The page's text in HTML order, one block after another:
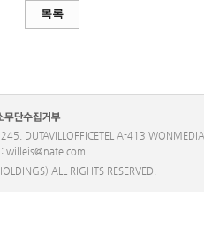
목록
DUTAVILLOFFICETEL A-413 WONMEDIA
willeis@nate.com
ALL RIGHTS RESERVED.